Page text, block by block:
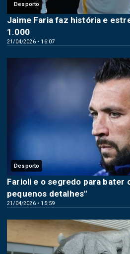
Desporto
21/04/2026 • 16:07
Jaime Faria faz história e
1.000
Desporto
21/04/2026 • 15:59
Farioli e o segredo para bater
pequenos detalhes"